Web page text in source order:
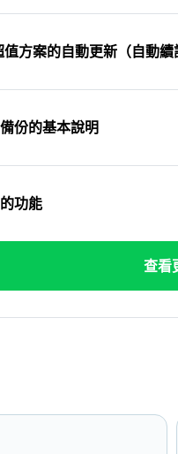
方案的自動更新（自動續
份的基本說明
功能
查看